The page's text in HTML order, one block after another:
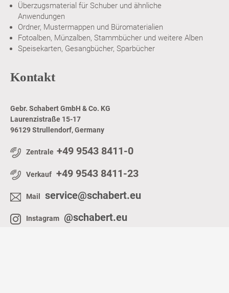
Überzugsmaterial für Schuber und ähnliche
Anwendungen
Ordner, Mustermappen und Büromaterialien
Fotoalben, Münzalben, Stammbücher und weitere Alben
Speisekarten, Gesangbücher, Sparbücher
Kontakt
Gebr. Schabert GmbH & Co. KG
Laurenzistraße 15-17
96129 Strullendorf, Germany
Zentrale +49 9543 8411-0
Verkauf +49 9543 8411-23
Mail service@schabert.eu
Instagram @schabert.eu